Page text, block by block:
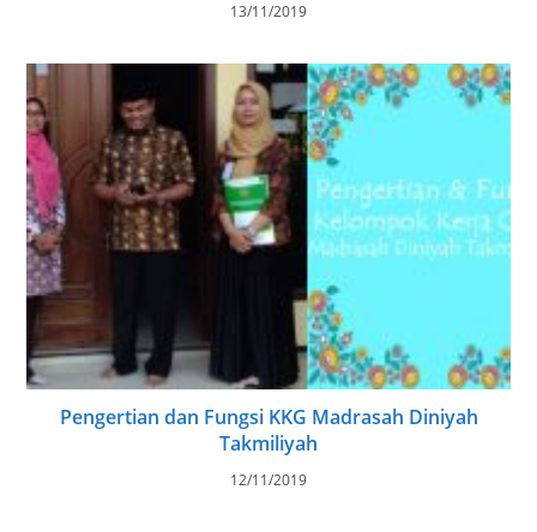
13/11/2019
Pengertian dan Fungsi KKG Madrasah Diniyah
Takmiliyah
12/11/2019